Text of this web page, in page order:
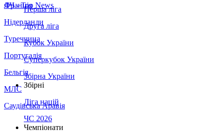
Франція
Нідерланди
Туреччина
Португалія
Бельгія
МЛС
Саудівська Аравія
ЛЧ - Top News
Перша ліга
Друга ліга
Кубок України
Суперкубок України
Збірна України
Збірні
Ліга націй
ЧС 2026
Чемпіонати